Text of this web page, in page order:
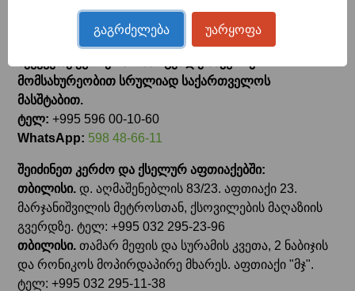
გვერდით)
ტელ: +995 511 44-44-20
მომსახურეობით სრულიად საქართველოს
მასშტაბით.
ტელ: +995 596 00-10-60
WhatsApp: 598 48-66-11
შეიძინეთ კერძო და ქსელურ აფთიაქებში:
თბილისი. დ. აღმაშენებლის 83/23. აფთიაქი 23.
მარჯანიშვილის მეტროსთან, ქსოვილების მაღაზიის
გვერდზე. ტელ: +995 032 295-23-96
თბილისი. თამარ მეფის და სურამის კვეთა, 2 ნაბიჯის
და რონიკოს მოპირდაპირე მხარეს. აფთიაქი "მჯ".
ტელ: +995 032 295-11-38
გაგრძელება უარყოფა